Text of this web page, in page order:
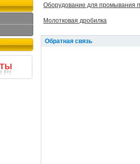
Оборудование для промывания
Молотковая дробилка
Обратная связь